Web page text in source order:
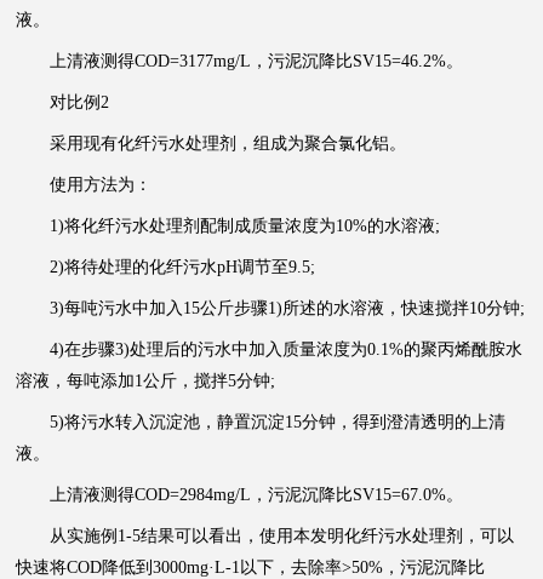
液。
上清液测得COD=3177mg/L，污泥沉降比SV15=46.2%。
对比例2
采用现有化纤污水处理剂，组成为聚合氯化铝。
使用方法为：
1)将化纤污水处理剂配制成质量浓度为10%的水溶液;
2)将待处理的化纤污水pH调节至9.5;
3)每吨污水中加入15公斤步骤1)所述的水溶液，快速搅拌10分钟;
4)在步骤3)处理后的污水中加入质量浓度为0.1%的聚丙烯酰胺水
溶液，每吨添加1公斤，搅拌5分钟;
5)将污水转入沉淀池，静置沉淀15分钟，得到澄清透明的上清
液。
上清液测得COD=2984mg/L，污泥沉降比SV15=67.0%。
从实施例1-5结果可以看出，使用本发明化纤污水处理剂，可以
快速将COD降低到3000mg·L-1以下，去除率>50%，污泥沉降比